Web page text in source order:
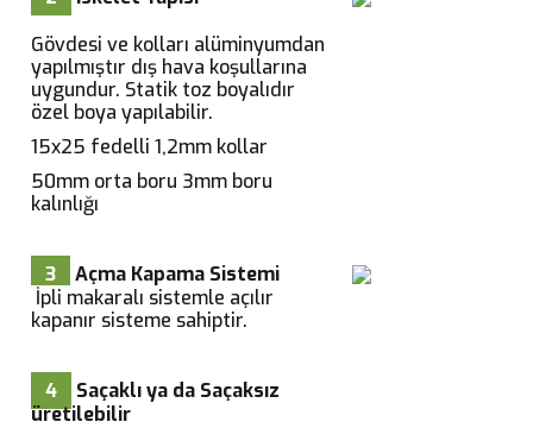
Gövdesi ve kolları alüminyumdan
yapılmıştır dış hava koşullarına
uygundur. Statik toz boyalıdır
özel boya yapılabilir.
15x25 fedelli 1,2mm kollar
50mm orta boru 3mm boru
kalınlığı
3
Açma Kapama Sistemi
İpli makaralı sistemle açılır
kapanır sisteme sahiptir.
4
Saçaklı ya da Saçaksız
üretilebilir